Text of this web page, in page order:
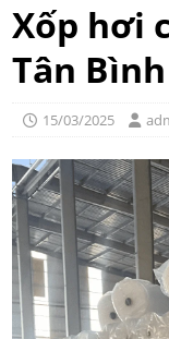
Xốp hơi
Tân Bình
15/03/2025